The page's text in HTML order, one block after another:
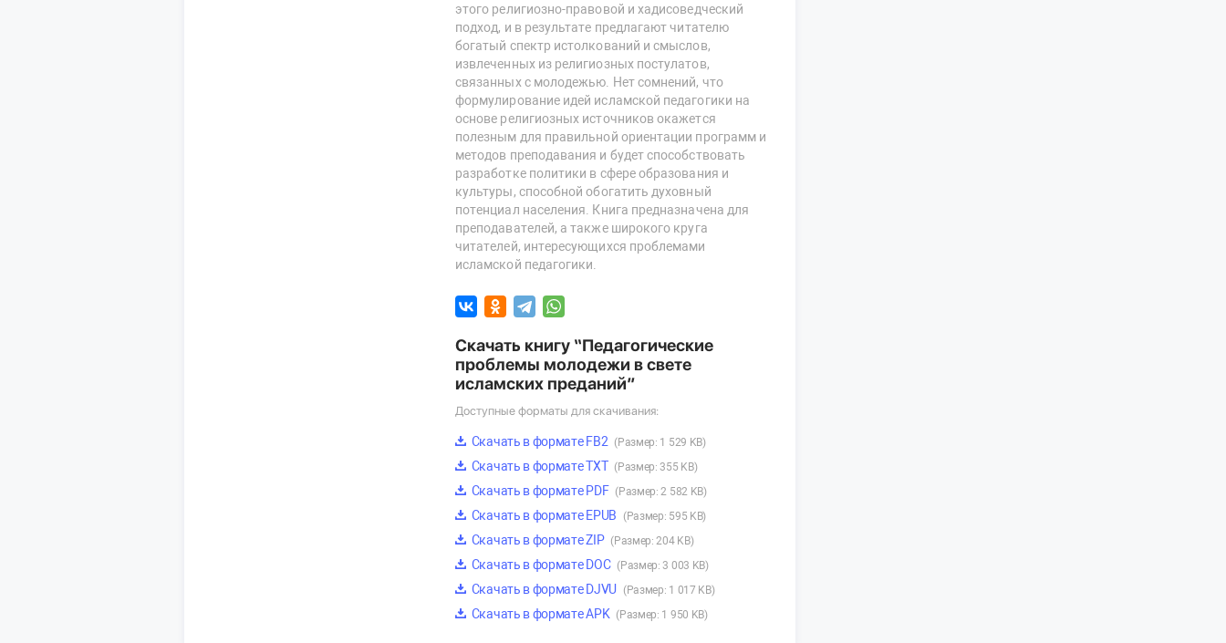
этого религиозно-правовой и хадисоведческий
подход, и в результате предлагают читателю
богатый спектр истолкований и смыслов,
извлеченных из религиозных постулатов,
связанных с молодежью. Нет сомнений, что
формулирование идей исламской педагогики на
основе религиозных источников окажется
полезным для правильной ориентации программ и
методов преподавания и будет способствовать
разработке политики в сфере образования и
культуры, способной обогатить духовный
потенциал населения. Книга предназначена для
преподавателей, а также широкого круга
читателей, интересующихся проблемами
исламской педагогики.
Скачать книгу “Педагогические
проблемы молодежи в свете
исламских преданий”
Доступные форматы для скачивания:
Скачать в формате FB2 (Размер: 1 529 KB)
Скачать в формате TXT (Размер: 355 KB)
Скачать в формате PDF (Размер: 2 582 KB)
Скачать в формате EPUB (Размер: 595 KB)
Скачать в формате ZIP (Размер: 204 KB)
Скачать в формате DOC (Размер: 3 003 KB)
Скачать в формате DJVU (Размер: 1 017 KB)
Скачать в формате APK (Размер: 1 950 KB)